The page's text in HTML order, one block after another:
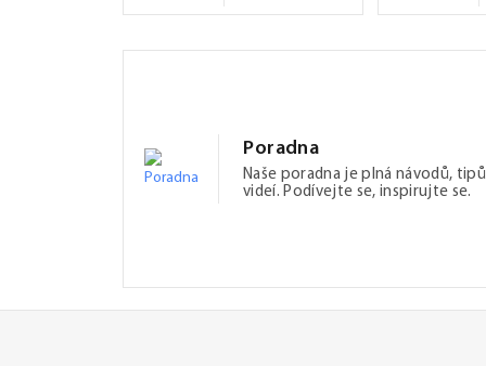
Poradna
Naše poradna je plná návodů,
videí. Podívejte se, inspirujte se.